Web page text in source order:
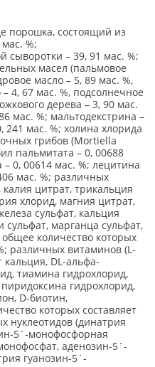
порошка, состоящий из
%;
сыворотки – 39, 91 мас. %;
масел (пальмовое
масло – 5, 89 мас. %,
4, 67 мас. %, подсолнечное
дерева – 3, 90 мас.
мас. %; мальтодекстрина –
241 мас. %; холина хлорида
грибов (Mortiella
пальмитата – 0, 00688
0, 00614 мас. %; лецитина
мас. %; различных
цитрат, трикальция
хлорид, магния цитрат,
сульфат, кальция
сульфат, марганца сульфат,
количество которых
различных витаминов (L-
кальция, DL-альфа-
тиамина гидрохлорид,
гидрохлорид,
D-биотин,
которых составляет
нуклеотидов (динатрия
5´-монофосфорная
аденозин-5´-
гуанозин-5´-